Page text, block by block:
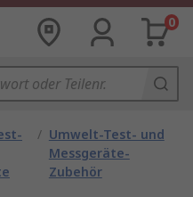
0
/ Umwelt-Test- und
Messgeräte-
Zubehör